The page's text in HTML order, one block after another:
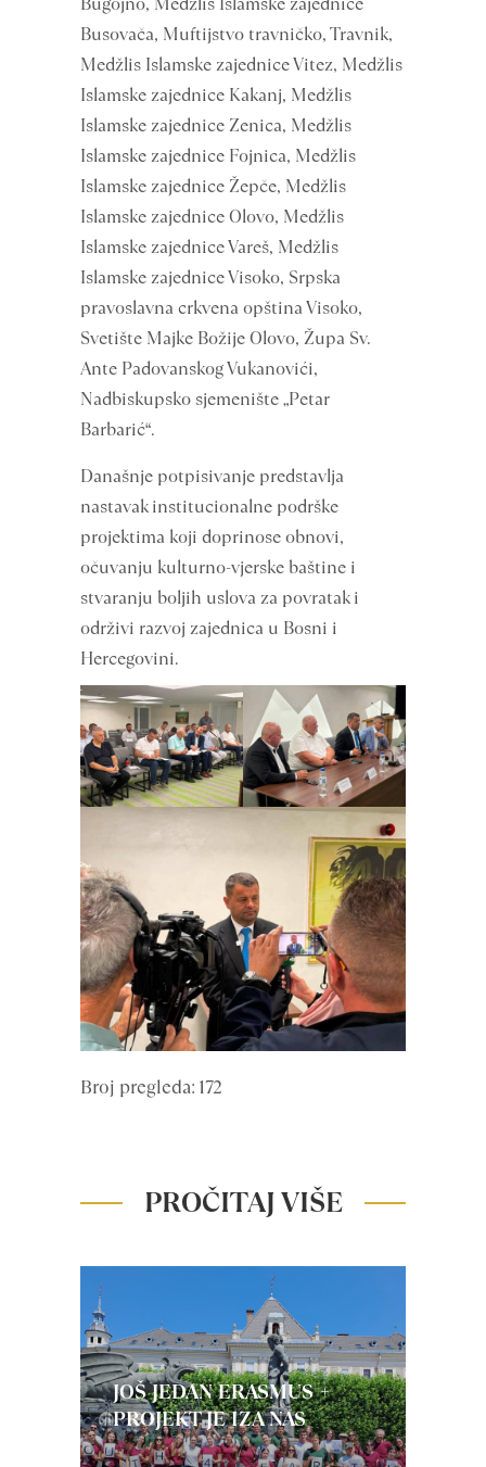
Busovača, Muftijstvo travničko, Travnik,
Medžlis Islamske zajednice Vitez, Medžlis
Islamske zajednice Kakanj, Medžlis
Islamske zajednice Zenica, Medžlis
Islamske zajednice Fojnica, Medžlis
Islamske zajednice Žepče, Medžlis
Islamske zajednice Olovo, Medžlis
Islamske zajednice Vareš, Medžlis
Islamske zajednice Visoko, Srpska
pravoslavna crkvena opština Visoko,
Svetište Majke Božije Olovo, Župa Sv.
Ante Padovanskog Vukanovići,
Nadbiskupsko sjemenište „Petar
Barbarić“.
Današnje potpisivanje predstavlja
nastavak institucionalne podrške
projektima koji doprinose obnovi,
očuvanju kulturno-vjerske baštine i
stvaranju boljih uslova za povratak i
održivi razvoj zajednica u Bosni i
Hercegovini.
Broj pregleda: 172
PROČITAJ VIŠE
JOŠ JEDAN ERASMUS +
PROJEKT JE IZA NAS